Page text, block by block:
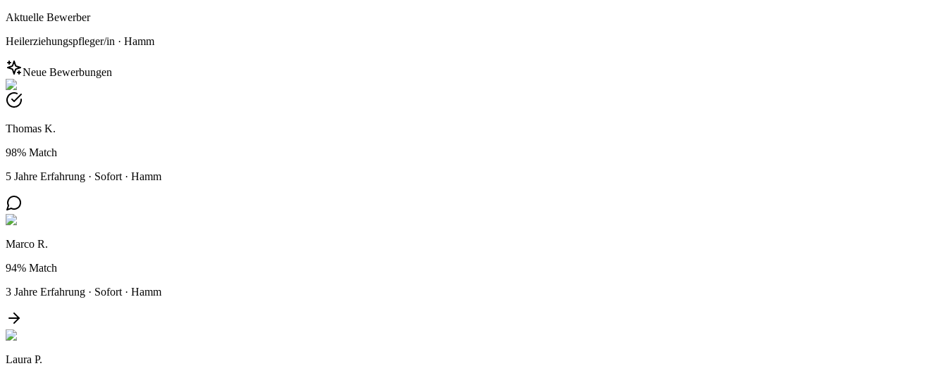
Aktuelle Bewerber
Heilerziehungspfleger/in · Hamm
Neue Bewerbungen
Thomas K.
98% Match
5 Jahre Erfahrung · Sofort · Hamm
Marco R.
94% Match
3 Jahre Erfahrung · Sofort · Hamm
Laura P.